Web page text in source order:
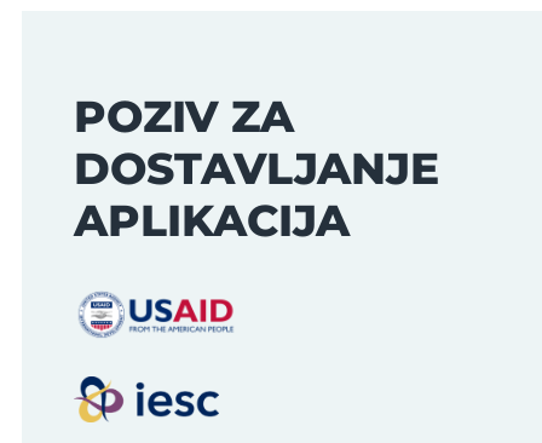
POZIV ZA
DOSTAVLJANJE
APLIKACIJA